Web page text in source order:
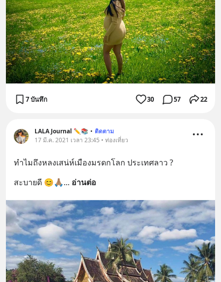
7 บันทึก 30 57 22
LALA Journal ✏️📚 • ติดตาม
17 มี.ค. 2021 เวลา 23:45 • ท่องเที่ยว
ทำไมถึงหลงเสน่ห์เมืองมรดกโลก ประเทศลาว ?
สะบายดี 😊🙏🏽... อ่านต่อ